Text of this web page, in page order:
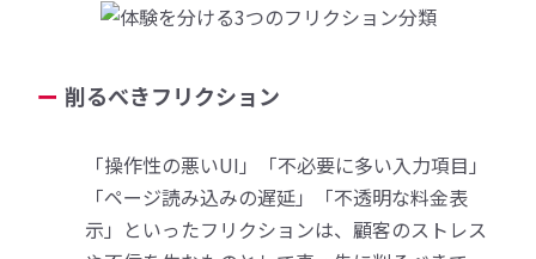
削るべきフリクション
「操作性の悪いUI」「不必要に多い入力項目」
「ページ読み込みの遅延」「不透明な料金表
示」といったフリクションは、顧客のストレス